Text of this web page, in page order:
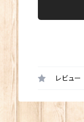
レビュー